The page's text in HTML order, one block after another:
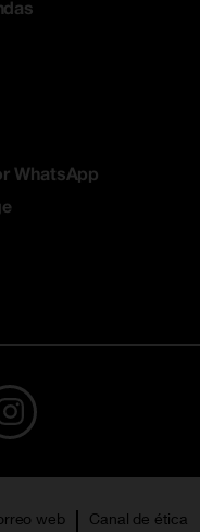
WhatsApp
web Canal de ética